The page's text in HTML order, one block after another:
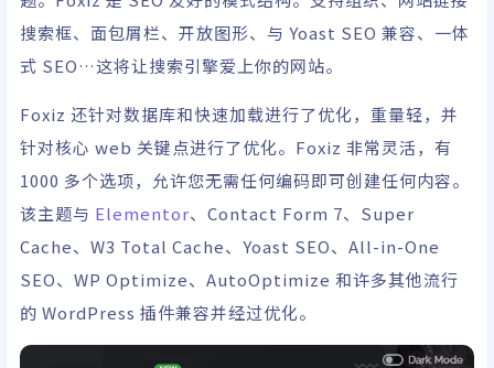
搜索框、面包屑栏、开放图形、与 Yoast SEO 兼容、一体
式 SEO…这将让搜索引擎爱上你的网站。
Foxiz 还针对数据库和快速加载进行了优化，重量轻，并
针对核心 web 关键点进行了优化。Foxiz 非常灵活，有
1000 多个选项，允许您无需任何编码即可创建任何内容。
该主题与 Elementor、Contact Form 7、Super
Cache、W3 Total Cache、Yoast SEO、All-in-One
SEO、WP Optimize、AutoOptimize 和许多其他流行
的 WordPress 插件兼容并经过优化。